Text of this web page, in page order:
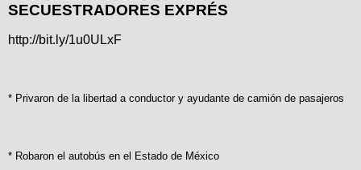
SECUESTRADORES EXPRÉS
http://bit.ly/1u0ULxF
* Privaron de la libertad a conductor y ayudante de camión de pasajeros
* Robaron el autobús en el Estado de México